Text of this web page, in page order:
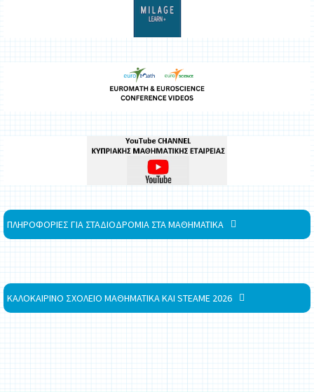
ΠΛΗΡΟΦΟΡΙΕΣ ΓΙΑ ΣΤΑΔΙΟΔΡΟΜΙΑ ΣΤΑ ΜΑΘΗΜΑΤΙΚΑ
ΚΑΛΟΚΑΙΡΙΝΟ ΣΧΟΛΕΙΟ ΜΑΘΗΜΑΤΙΚΑ ΚΑΙ STEAME 2026